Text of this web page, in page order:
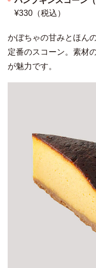
¥330（税込）
かぼちゃの甘みとほん
定番のスコーン。素材
が魅力です。